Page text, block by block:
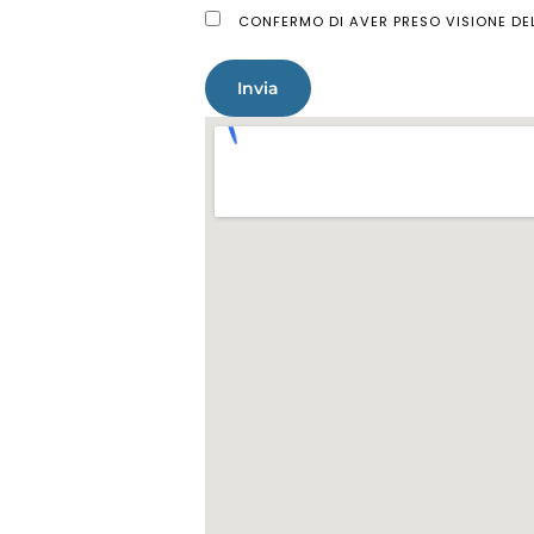
CONFERMO DI AVER PRESO VISIONE
Invia